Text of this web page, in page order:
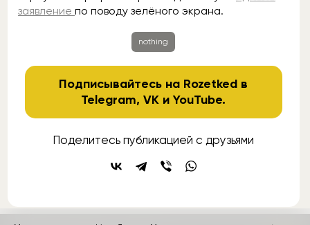
заявление по поводу зелёного экрана.
nothing
Подписывайтесь на Rozetked в
Telegram,VK иYouTube.
Поделитесь публикацией с друзьями